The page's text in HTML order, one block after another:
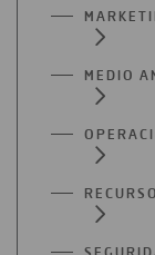
MEDIO